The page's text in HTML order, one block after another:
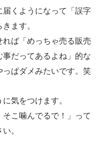
くようになって「誤字
ます。
ば「めっちゃ売る販売
だってあるよね」的な
っぱダメみたいです。笑
気をつけます。
こ噛んでるで！」って
。